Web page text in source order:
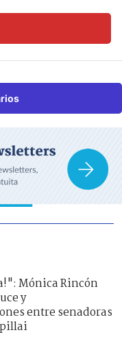
Mónica Rincón
y
entre senadoras